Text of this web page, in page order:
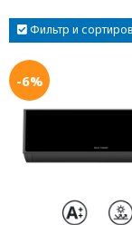
Фильтр и
-6%